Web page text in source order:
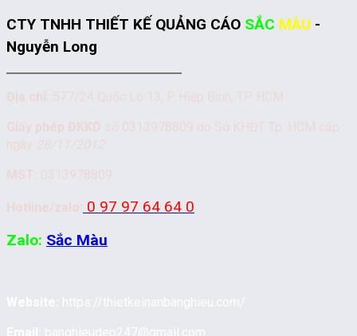
CTY TNHH THIẾT KẾ QUẢNG CÁO SẮC MÀU -
Nguyễn Long
0 97 97 64 64 0
Zalo: Sắc Màu